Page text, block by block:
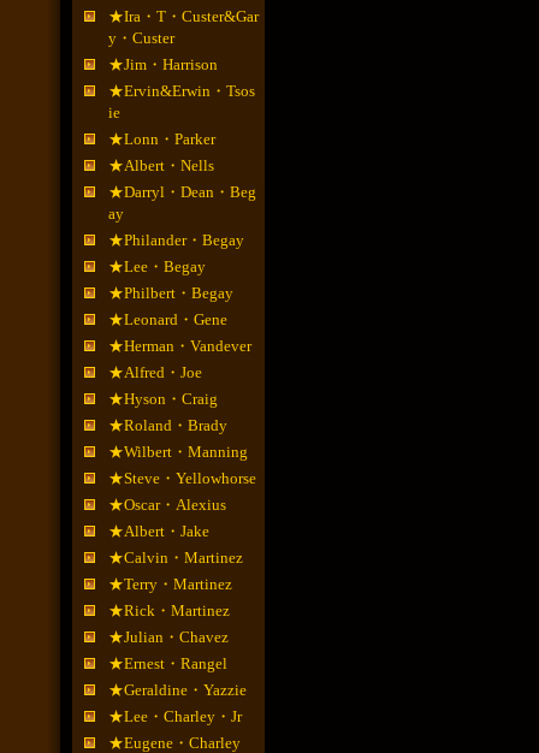
★Ira・T・Custer&Gar
y・Custer
★Jim・Harrison
★Ervin&Erwin・Tsos
ie
★Lonn・Parker
★Albert・Nells
★Darryl・Dean・Beg
ay
★Philander・Begay
★Lee・Begay
★Philbert・Begay
★Leonard・Gene
★Herman・Vandever
★Alfred・Joe
★Hyson・Craig
★Roland・Brady
★Wilbert・Manning
★Steve・Yellowhorse
★Oscar・Alexius
★Albert・Jake
★Calvin・Martinez
★Terry・Martinez
★Rick・Martinez
★Julian・Chavez
★Ernest・Rangel
★Geraldine・Yazzie
★Lee・Charley・Jr
★Eugene・Charley